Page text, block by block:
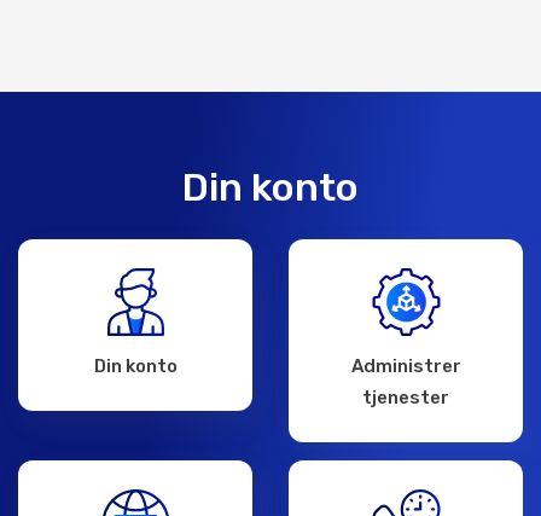
Din konto
Din konto
Administrer
tjenester